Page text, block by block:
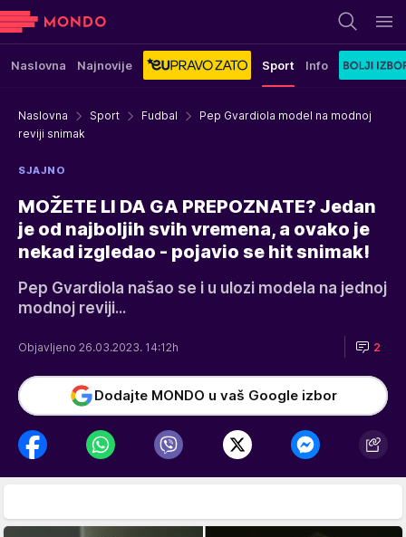
Naslovna Najnovije Sport Info
Naslovna Sport Fudbal
Pep Gvardiola model na modnoj
reviji snimak
SJAJNO
MOŽETE LI DA GA PREPOZNATE? Jedan
je od najboljih svih vremena, a ovako je
nekad izgledao - pojavio se hit snimak!
Pep Gvardiola našao se i u ulozi modela na jednoj
modnoj reviji...
Objavljeno 26.03.2023. 14:12h 2
Dodajte MONDO u vaš Google izbor